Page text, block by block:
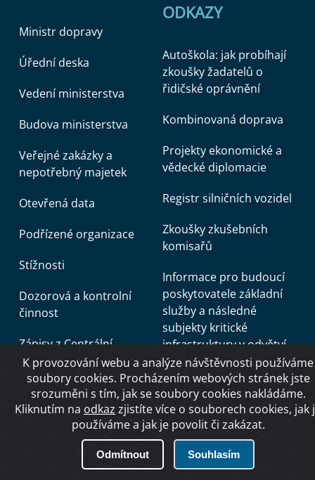
Ministr dopravy
Úřední deska
Vedení ministerstva
Budova ministerstva
Veřejné zakázky a
nepotřebný majetek
Otevřená data
Podřízené organizace
Stížnosti
Dozorová a kontrolní
činnost
Zápisy z Centrální
komise
Střet zájmů
Boj proti korupci
Boj proti podvodům
ODKAZY
Autoškola: jak probíhají
zkoušky žadatelů o
řidičské oprávnění
Kombinovaná doprava
Projekty ekonomické a
vědecké diplomacie
Registr silničních vozidel
Zkoušky zkušebních
komisařů
Informace pro budoucí
poskytovatele základní
služby a následné
subjekty kritické
infrastruktury v odvětví
DOPRAVA podle zákona
č. 266/2025 Sb., o
odolnosti subjektů
kritické infrastruktury a o
změně souvisejících
zákonů (zákon o kritické
infrastruktuře)
K provozování webu a analýze návštěvnosti používáme
soubory cookies. Procházením webových stránek jste
srozuměni s tím, jak se soubory cookies nakládáme.
Kliknutím na odkaz zjistíte více o souborech cookies, jak
používáme a jak je povolit či zakázat.
Odmítnout Souhlasím